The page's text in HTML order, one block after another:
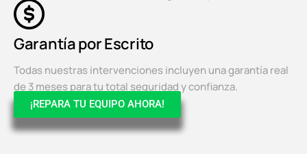
Garantía por Escrito
Todas nuestras intervenciones incluyen una garantía real
de 3 meses para tu total seguridad y confianza.
¡REPARA TU EQUIPO AHORA!